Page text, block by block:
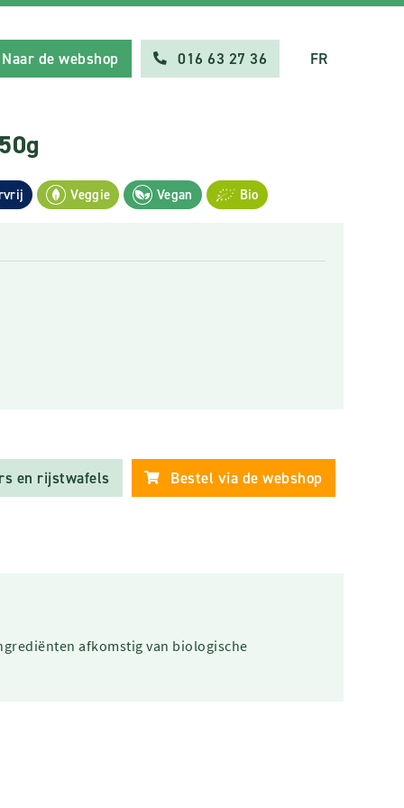
Naar de webshop 016 63 27 36 FR
Veggie Vegan Bio
en rijstwafels Bestel via de webshop
afkomstig van biologische